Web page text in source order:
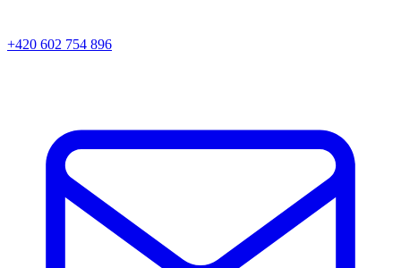
+420 602 754 896